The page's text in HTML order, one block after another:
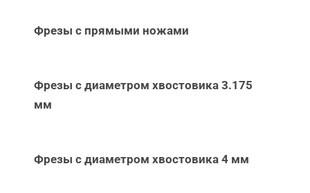
Фрезы с прямыми ножами
Фрезы с диаметром хвостовика 3.175
мм
Фрезы с диаметром хвостовика 4 мм